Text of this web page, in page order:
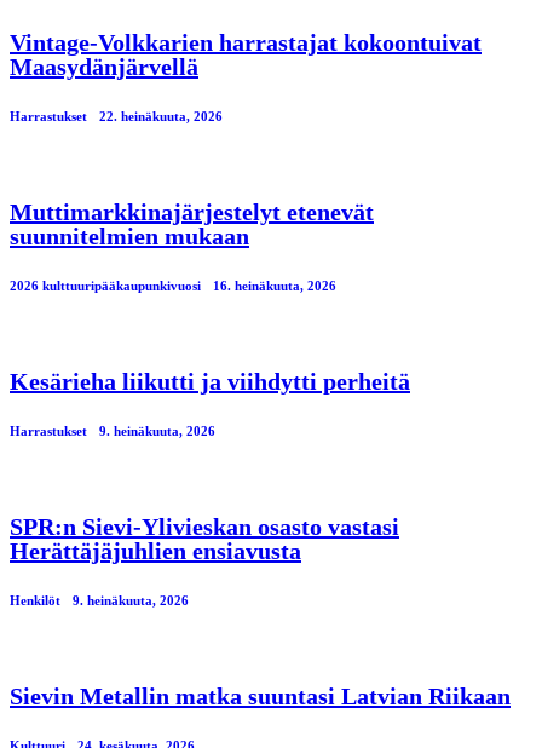
Vintage-Volkkarien harrastajat kokoontuivat
Maasydänjärvellä
Harrastukset 22. heinäkuuta, 2026
Muttimarkkinajärjestelyt etenevät
suunnitelmien mukaan
2026 kulttuuripääkaupunkivuosi 16. heinäkuuta, 2026
Kesärieha liikutti ja viihdytti perheitä
Harrastukset 9. heinäkuuta, 2026
SPR:n Sievi-Ylivieskan osasto vastasi
Herättäjäjuhlien ensiavusta
Henkilöt 9. heinäkuuta, 2026
Sievin Metallin matka suuntasi Latvian Riikaan